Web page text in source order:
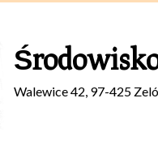
Walewice 42, 97-425